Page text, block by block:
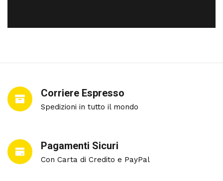
Corriere Espresso
Spedizioni in tutto il mondo
Pagamenti Sicuri
Con Carta di Credito e PayPal